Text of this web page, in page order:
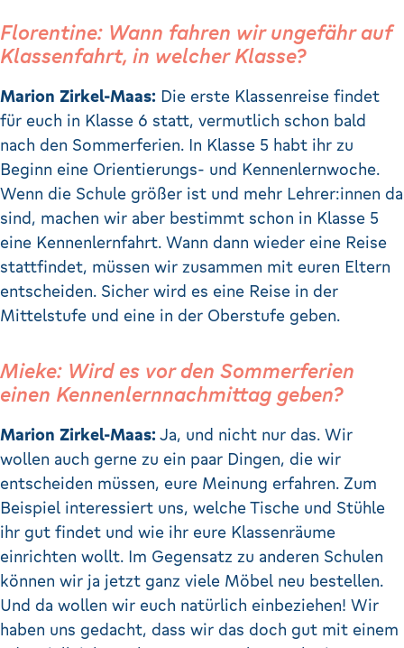
Florentine: Wann fahren wir ungefähr auf
Klassenfahrt, in welcher Klasse?
Marion Zirkel-Maas: Die erste Klassenreise findet
für euch in Klasse 6 statt, vermutlich schon bald
nach den Sommerferien. In Klasse 5 habt ihr zu
Beginn eine Orientierungs- und Kennenlernwoche.
Wenn die Schule größer ist und mehr Lehrer:innen da
sind, machen wir aber bestimmt schon in Klasse 5
eine Kennenlernfahrt. Wann dann wieder eine Reise
stattfindet, müssen wir zusammen mit euren Eltern
entscheiden. Sicher wird es eine Reise in der
Mittelstufe und eine in der Oberstufe geben.
Mieke: Wird es vor den Sommerferien
einen Kennenlernnachmittag geben?
Marion Zirkel-Maas: Ja, und nicht nur das. Wir
wollen auch gerne zu ein paar Dingen, die wir
entscheiden müssen, eure Meinung erfahren. Zum
Beispiel interessiert uns, welche Tische und Stühle
ihr gut findet und wie ihr eure Klassenräume
einrichten wollt. Im Gegensatz zu anderen Schulen
können wir ja jetzt ganz viele Möbel neu bestellen.
Und da wollen wir euch natürlich einbeziehen! Wir
haben uns gedacht, dass wir das doch gut mit einem